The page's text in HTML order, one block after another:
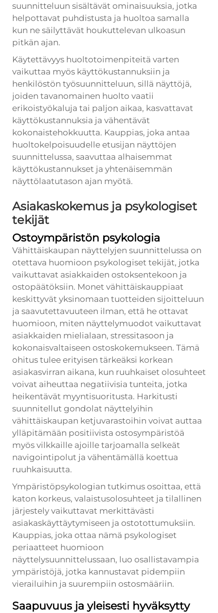
suunnitteluun sisältävät ominaisuuksia, jotka
helpottavat puhdistusta ja huoltoa samalla
kun ne säilyttävät houkuttelevan ulkoasun
pitkän ajan.
Käytettävyys huoltotoimenpiteitä varten
vaikuttaa myös käyttökustannuksiin ja
henkilöstön työsuunnitteluun, sillä näyttöjä,
joiden tavanomainen huolto vaatii
erikoistyökaluja tai paljon aikaa, kasvattavat
käyttökustannuksia ja vähentävät
kokonaistehokkuutta. Kauppias, joka antaa
huoltokelpoisuudelle etusijan näyttöjen
suunnittelussa, saavuttaa alhaisemmat
käyttökustannukset ja yhtenäisemmän
näyttölaatutason ajan myötä.
Asiakaskokemus ja psykologiset
tekijät
Ostoympäristön psykologia
Vähittäiskaupan näyttelyjen suunnittelussa on
otettava huomioon psykologiset tekijät, jotka
vaikuttavat asiakkaiden ostoksentekoon ja
ostopäätöksiin. Monet vähittäiskauppiaat
keskittyvät yksinomaan tuotteiden sijoitteluun
ja saavutettavuuteen ilman, että he ottavat
huomioon, miten näyttelymuodot vaikuttavat
asiakkaiden mielialaan, stressitasoon ja
kokonaisvaltaiseen ostoskokemukseen. Tämä
ohitus tulee erityisen tärkeäksi korkean
asiakasvirran aikana, kun ruuhkaiset olosuhteet
voivat aiheuttaa negatiivisia tunteita, jotka
heikentävät myyntisuoritusta. Harkitusti
suunnitellut gondolat näyttelyihin
vähittäiskaupan ketjuvarastoihin voivat auttaa
ylläpitämään positiivista ostosympäristöä
myös vilkkaille ajoille tarjoamalla selkeät
navigointipolut ja vähentämällä koettua
ruuhkaisuutta.
Ympäristöpsykologian tutkimus osoittaa, että
katon korkeus, valaistusolosuhteet ja tilallinen
järjestely vaikuttavat merkittävästi
asiakaskäyttäytymiseen ja ostotottumuksiin.
Kauppias, joka ottaa nämä psykologiset
periaatteet huomioon
näyttelysuunnittelussaan, luo osallistavampia
ympäristöjä, jotka kannustavat pidempiin
vierailuihin ja suurempiin ostosmääriin.
Saapuvuus ja yleisesti hyväksytty